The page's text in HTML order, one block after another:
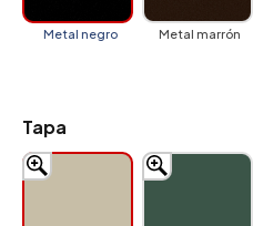
Metal negro Metal marrón
Tapa